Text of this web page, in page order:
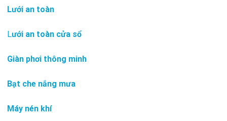
Lưới an toàn
Lưới an toàn cửa sổ
Giàn phơi thông minh
Bạt che nắng mưa
Máy nén khí